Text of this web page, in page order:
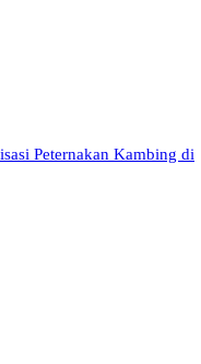
Peternakan Kambing di